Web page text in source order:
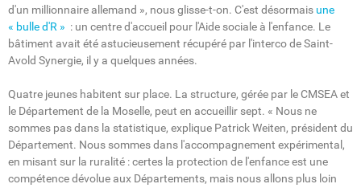
d'un millionnaire allemand », nous glisse-t-on. C'est désormais une
« bulle d'R » : un centre d'accueil pour l'Aide sociale à l'enfance. Le
bâtiment avait été astucieusement récupéré par l'interco de Saint-
Avold Synergie, il y a quelques années.
Quatre jeunes habitent sur place. La structure, gérée par le CMSEA et
le Département de la Moselle, peut en accueillir sept. « Nous ne
sommes pas dans la statistique, explique Patrick Weiten, président du
Département. Nous sommes dans l'accompagnement expérimental,
en misant sur la ruralité : certes la protection de l'enfance est une
compétence dévolue aux Départements, mais nous allons plus loin